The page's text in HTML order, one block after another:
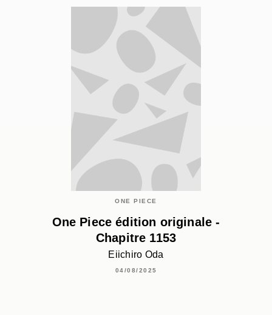
ONE PIECE
One Piece édition originale -
Chapitre 1153
Eiichiro Oda
04/08/2025